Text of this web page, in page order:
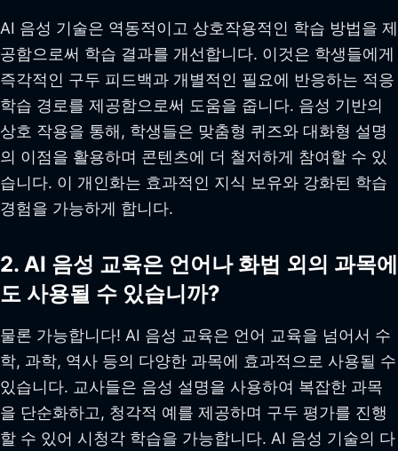
AI 음성 기술은 역동적이고 상호작용적인 학습 방법을 제
공함으로써 학습 결과를 개선합니다. 이것은 학생들에게
즉각적인 구두 피드백과 개별적인 필요에 반응하는 적응
학습 경로를 제공함으로써 도움을 줍니다. 음성 기반의
상호 작용을 통해, 학생들은 맞춤형 퀴즈와 대화형 설명
의 이점을 활용하며 콘텐츠에 더 철저하게 참여할 수 있
습니다. 이 개인화는 효과적인 지식 보유와 강화된 학습
경험을 가능하게 합니다.
2. AI 음성 교육은 언어나 화법 외의 과목에
도 사용될 수 있습니까?
물론 가능합니다! AI 음성 교육은 언어 교육을 넘어서 수
학, 과학, 역사 등의 다양한 과목에 효과적으로 사용될 수
있습니다. 교사들은 음성 설명을 사용하여 복잡한 과목
을 단순화하고, 청각적 예를 제공하며 구두 평가를 진행
할 수 있어 시청각 학습을 가능합니다. AI 음성 기술의 다